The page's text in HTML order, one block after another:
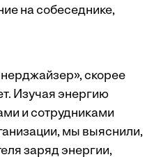
на собеседнике,
скорее
Изучая энергию
и сотрудниками
мы выяснили,
заряд энергии,